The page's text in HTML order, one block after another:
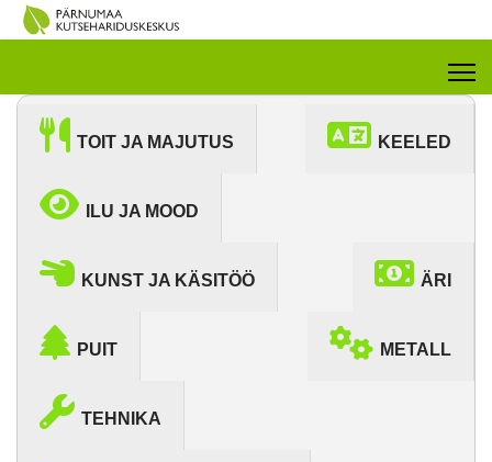
TOIT JA MAJUTUS KEELED
ILU JA MOOD
KUNST JA KÄSITÖÖ ÄRI
PUIT METALL
TEHNIKA